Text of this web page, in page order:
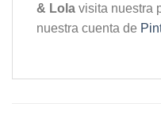
& Lola visita nuestra
nuestra cuenta de